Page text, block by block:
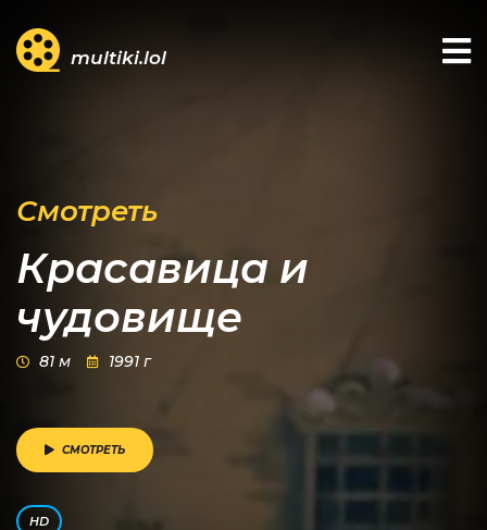
multiki.lol
Смотреть
Красавица и
чудовище
81 м 1991 г
HD
СМОТРЕТЬ